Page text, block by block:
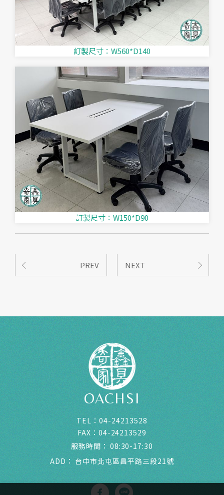
訂製尺寸：W560*D140
訂製尺寸：W150*D90
PREV NEXT
OACHSI
TEL：04-24213528
FAX： 04-24213529
服務時間： 08:30-17:30
ADD： 台中市北屯區昌平路三段21號